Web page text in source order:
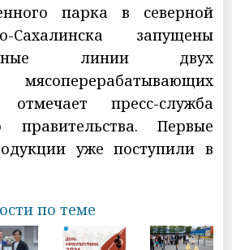
парка в северной
запущены
линии двух
мясоперерабатывающих
отмечает пресс-служба
правительства. Первые
уже поступили в
по теме